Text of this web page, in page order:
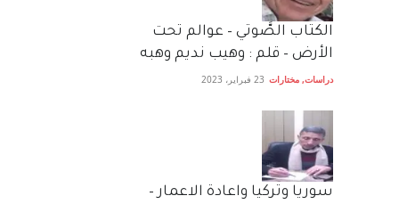
الكتاب الصَّوتي – عوالم تحت
الأرض – قلم : وهيب نديم وهبه
دراسات, مختارات 23 فبراير، 2023
سوريا وتركيا واعادة الاعمار –